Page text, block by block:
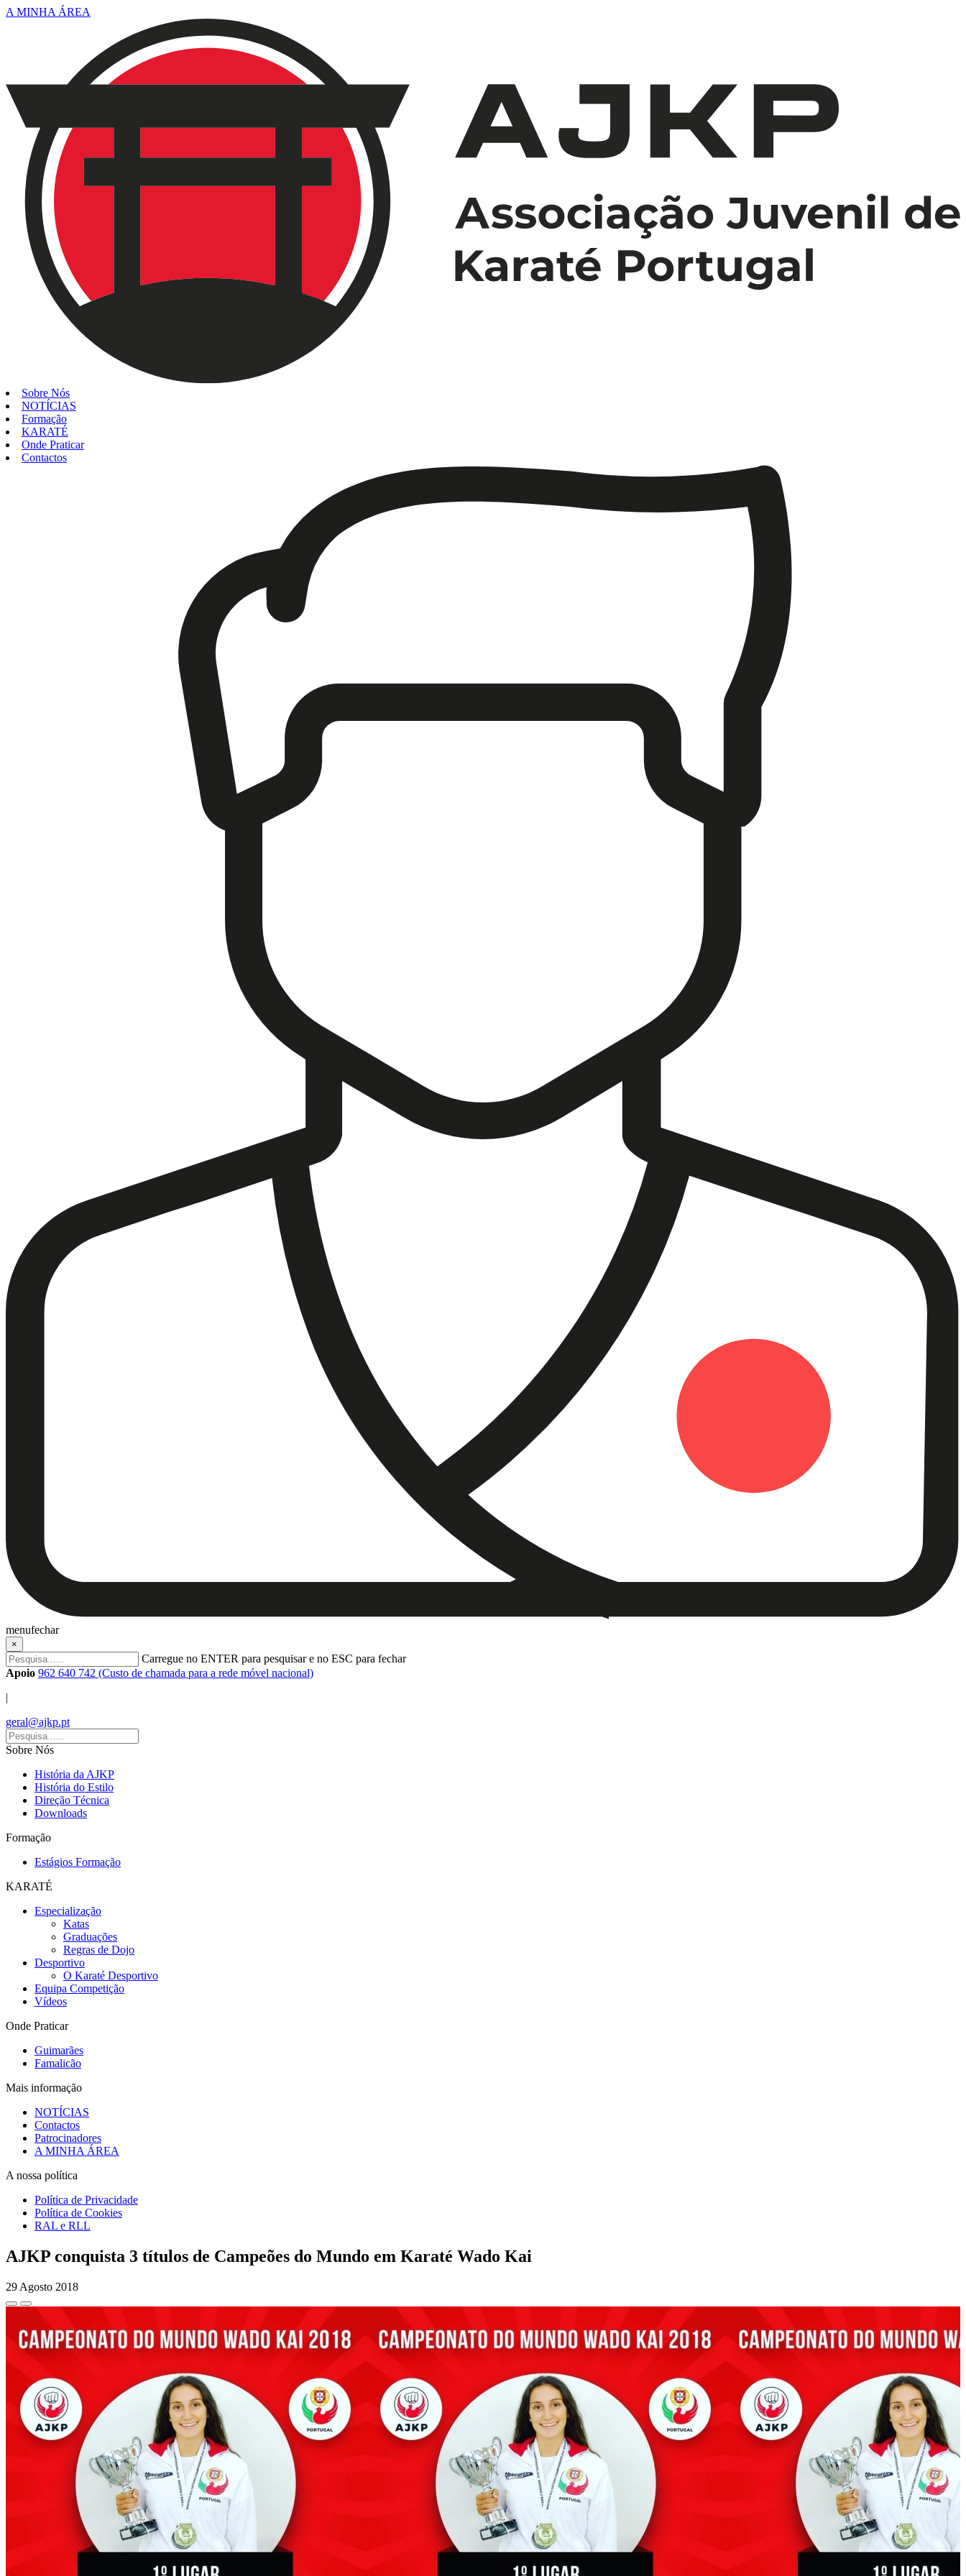
A MINHA ÁREA
Sobre Nós
NOTÍCIAS
Formação
KARATÉ
Onde Praticar
Contactos
menufechar
×
Carregue no ENTER para pesquisar e no ESC para fechar
Apoio 962 640 742 (Custo de chamada para a rede móvel nacional)
|
geral@ajkp.pt
Sobre Nós
História da AJKP
História do Estilo
Direção Técnica
Downloads
Formação
Estágios Formação
KARATÉ
Especialização
Katas
Graduações
Regras de Dojo
Desportivo
O Karaté Desportivo
Equipa Competição
Vídeos
Onde Praticar
Guimarães
Famalicão
Mais informação
NOTÍCIAS
Contactos
Patrocinadores
A MINHA ÁREA
A nossa política
Política de Privacidade
Política de Cookies
RAL e RLL
AJKP conquista 3 títulos de Campeões do Mundo em Karaté Wado Kai
29 Agosto 2018